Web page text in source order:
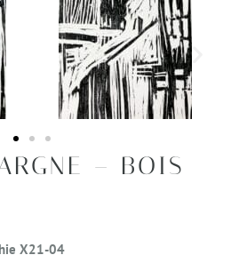
– BOIS
X21-04